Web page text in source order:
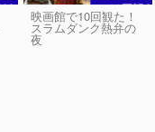
映画館で10回観た！
スラムダンク熱弁の
夜